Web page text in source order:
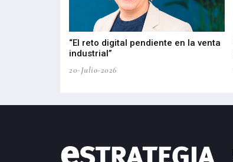
“El reto digital pendiente en la venta
industrial”
20-Julio-2026